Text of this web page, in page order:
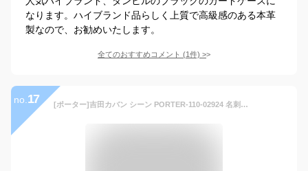
なります。ハイブランド品らしく上質で高級感のある本革
製なので、お勧めいたします。
全てのおすすめコメント (1件) >
no. 17 [ポーター]吉田カバン シーン PORTER-110-02924 名刺入れ 本革 (1.ブラック(10))